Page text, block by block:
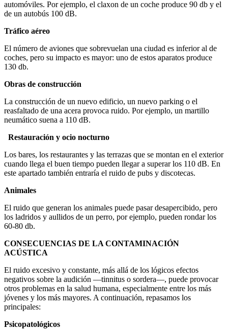
automóviles. Por ejemplo, el claxon de un coche produce 90 db y el
de un autobús 100 dB.
Tráfico aéreo
El número de aviones que sobrevuelan una ciudad es inferior al de
coches, pero su impacto es mayor: uno de estos aparatos produce
130 db.
Obras de construcción
La construcción de un nuevo edificio, un nuevo parking o el
reasfaltado de una acera provoca ruido. Por ejemplo, un martillo
neumático suena a 110 dB.
Restauración y ocio nocturno
Los bares, los restaurantes y las terrazas que se montan en el exterior
cuando llega el buen tiempo pueden llegar a superar los 110 dB. En
este apartado también entraría el ruido de pubs y discotecas.
Animales
El ruido que generan los animales puede pasar desapercibido, pero
los ladridos y aullidos de un perro, por ejemplo, pueden rondar los
60-80 db.
CONSECUENCIAS DE LA CONTAMINACIÓN
ACÚSTICA
El ruido excesivo y constante, más allá de los lógicos efectos
negativos sobre la audición —tinnitus o sordera—, puede provocar
otros problemas en la salud humana, especialmente entre los más
jóvenes y los más mayores. A continuación, repasamos los
principales:
Psicopatológicos